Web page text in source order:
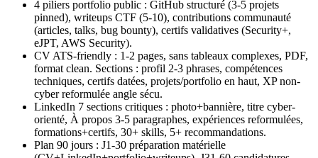
4 piliers portfolio public : GitHub structuré (3-5 projets
pinned), writeups CTF (5-10), contributions communauté
(articles, talks, bug bounty), certifs validatives (Security+,
eJPT, AWS Security).
CV ATS-friendly : 1-2 pages, sans tableaux complexes, PDF,
format clean. Sections : profil 2-3 phrases, compétences
techniques, certifs datées, projets/portfolio en haut, XP non-
cyber reformulée angle sécu.
LinkedIn 7 sections critiques : photo+bannière, titre cyber-
orienté, À propos 3-5 paragraphes, expériences reformulées,
formations+certifs, 30+ skills, 5+ recommandations.
Plan 90 jours : J1-30 préparation matérielle